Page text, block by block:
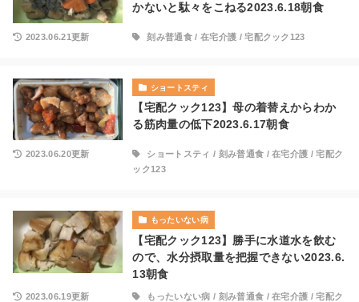
かないと駄々をこねる2023.6.18朝食
2023.06.21更新 刻み普通食/ 在宅介護 /宅配クック123
ショートスティ
【宅配クック123】母の着替えからわか
る筋肉量の低下2023.6.17朝食
2023.06.20更新 ショートスティ / 刻み普通食 /在宅介護 /宅配ク
ック123
もったいない病
【宅配クック123】勝手に水道水を飲む
ので、水分摂取量を把握できない2023.6.
13朝食
2023.06.19更新 もったいない病 / 刻み普通食 /在宅介護 /宅配ク